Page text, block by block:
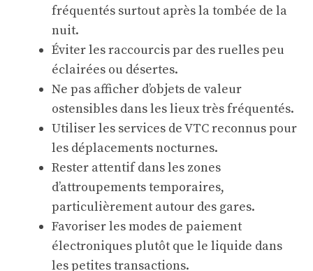
fréquentés surtout après la tombée de la
nuit.
Éviter les raccourcis par des ruelles peu
éclairées ou désertes.
Ne pas afficher d’objets de valeur
ostensibles dans les lieux très fréquentés.
Utiliser les services de VTC reconnus pour
les déplacements nocturnes.
Rester attentif dans les zones
d’attroupements temporaires,
particulièrement autour des gares.
Favoriser les modes de paiement
électroniques plutôt que le liquide dans
les petites transactions.